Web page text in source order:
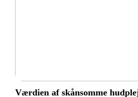
Værdien af skånsomme